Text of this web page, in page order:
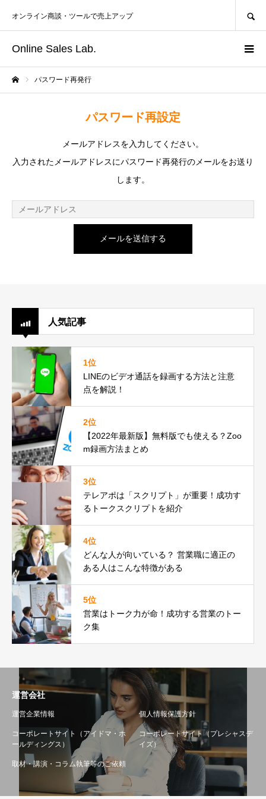
Online Sales Lab.
オンライン商談・ツールで売上アップ
パスワード再発行
パスワード再設定
メールアドレスを入力してください。
入力されたメールアドレスにパスワード再発行のメールをお送り
します。
人気記事
1位
LINEのビデオ通話を録画する方法と注意
点を解説！
2位
【2022年最新版】無料版でも使える？Zoo
m録画方法まとめ
3位
テレアポは「スクリプト」が重要！成功す
るトークスクリプトを紹介
4位
どんな人が向いている？ 営業職に適正の
ある人はこんな特徴がある
5位
営業はトーク力が命！成功する営業のトー
ク集
運営会社
運営企業情報 個人情報保護方針
コーポレートサイト（アイドマ・ホ
ールディングス）
コーポレートサイト（プレシャスデ
イズ）
取材・講演・コラム執筆等のご依頼